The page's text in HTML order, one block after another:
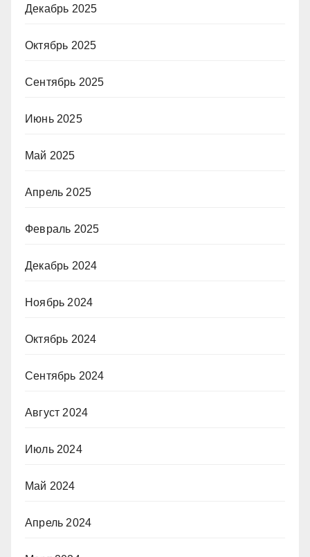
Декабрь 2025
Октябрь 2025
Сентябрь 2025
Июнь 2025
Май 2025
Апрель 2025
Февраль 2025
Декабрь 2024
Ноябрь 2024
Октябрь 2024
Сентябрь 2024
Август 2024
Июль 2024
Май 2024
Апрель 2024